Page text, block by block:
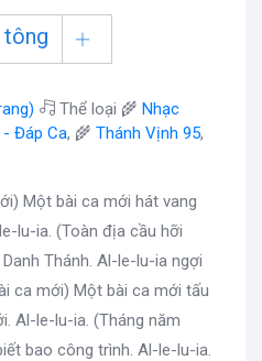
Thể loại 🌾 Nhạc
- Đáp Ca, 🌾 Thánh Vịnh 95,
Một bài ca mới hát vang
lu-ia. (Toàn địa cầu hỡi
Thánh. Al-le-lu-ia ngợi
ca mới) Một bài ca mới tấu
Al-le-lu-ia. (Tháng năm
bao công trình. Al-le-lu-ia.